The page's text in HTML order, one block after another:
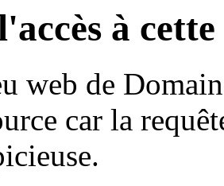
à
web de
car la